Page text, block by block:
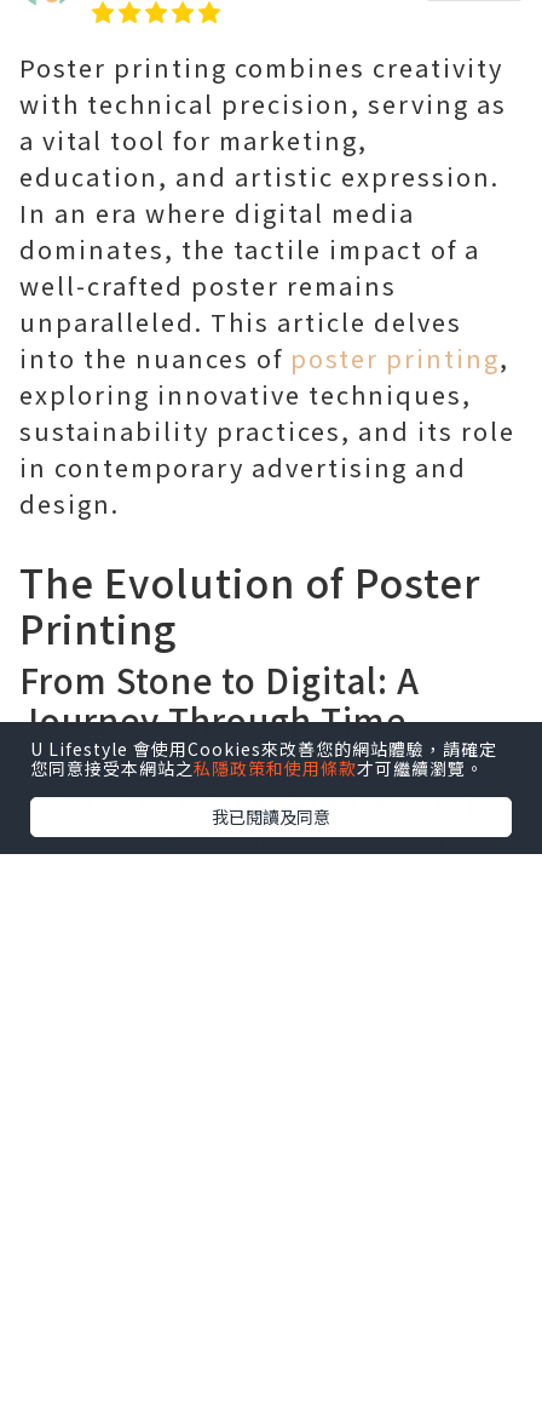
Poster printing combines creativity
with technical precision, serving as
a vital tool for marketing,
education, and artistic expression.
In an era where digital media
dominates, the tactile impact of a
well-crafted poster remains
unparalleled. This article delves
into the nuances of poster printing,
exploring innovative techniques,
sustainability practices, and its role
in contemporary advertising and
design.
The Evolution of Poster
Printing
From Stone to Digital: A
Journey Through Time
The history of poster printing is as
rich and colorful as the designs it
produces. From early lithographic
U Lifestyle 會使用Cookies來改善您的網站體驗，請確定
您同意接受本網站之私隱政策和使用條款才可繼續瀏覽。
我已閱讀及同意